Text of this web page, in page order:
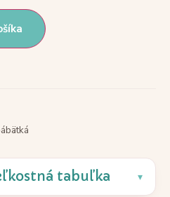
tabuľka ▾